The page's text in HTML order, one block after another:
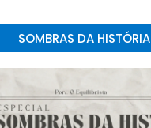
SOMBRAS DA HISTÓRIA